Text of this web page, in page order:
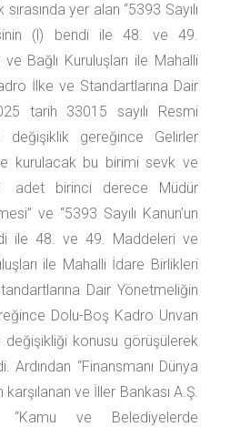
yer alan “5393 Sayılı
(l) bendi ile 48. ve 49.
Bağlı Kuruluşları ile Mahalli
İlke ve Standartlarına Dair
tarih 33015 sayılı Resmi
değişiklik gereğince Gelirler
kurulacak bu birimi sevk ve
adet birinci derece Müdür
ve “5393 Sayılı Kanun’un
ile 48. ve 49. Maddeleri ve
ile Mahalli İdare Birlikleri
Dair Yönetmeliğin
Dolu-Boş Kadro Unvan
konusu görüşülerek
“Finansmanı Dünya
karşılanan ve İller Bankası A.Ş.
“Kamu ve Belediyelerde